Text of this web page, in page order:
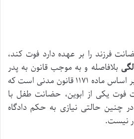
فرزند را بر عهده دارد فوت کند،
بلافاصله و به موجب قانون به پدر
منتقل می شود. این امر بر اساس ماده ۱۱۷۱ قانون مدنی است که
فوت یکی از ابوین، حضانت طفل با
چنین حالتی نیازی به حکم دادگاه
نیست.